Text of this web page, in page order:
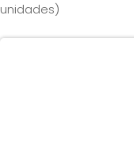
unidades)